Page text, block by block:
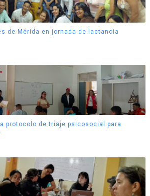
de Mérida en jornada de lactancia
protocolo de triaje psicosocial para